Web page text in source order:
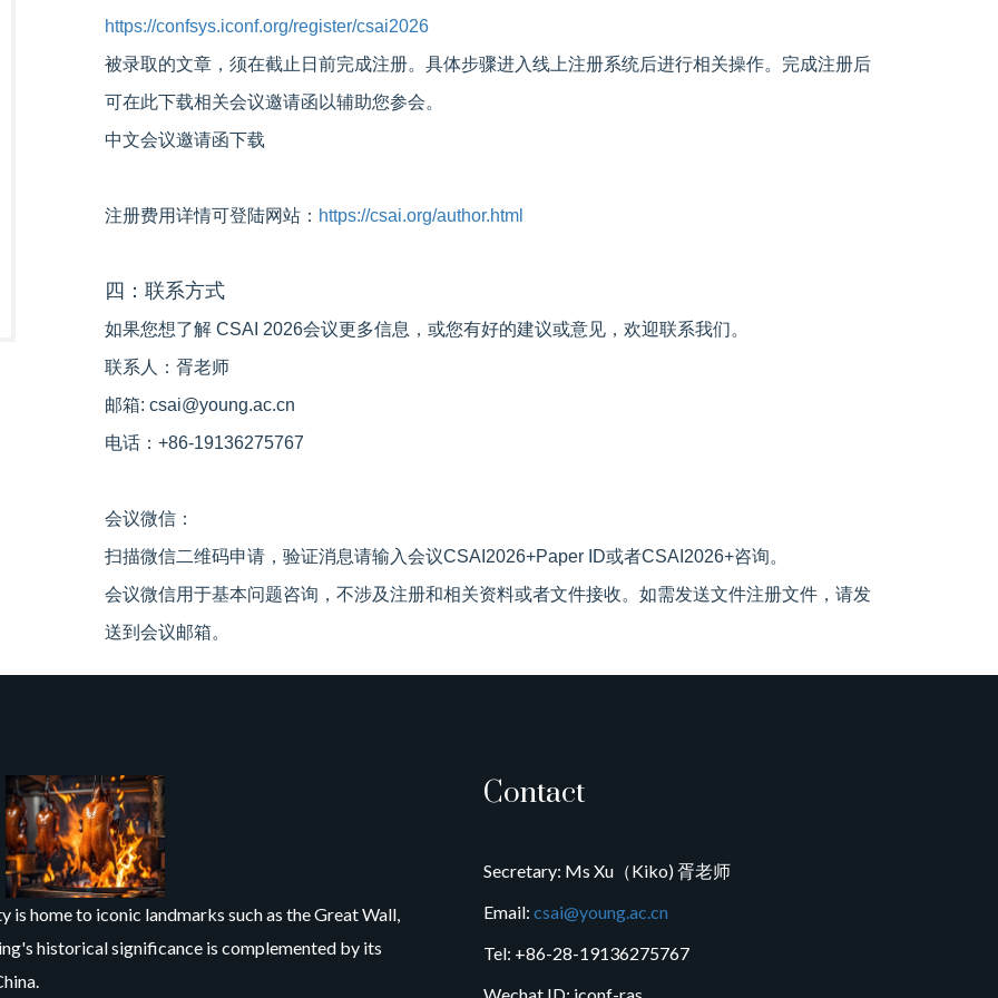
https://confsys.iconf.org/register/csai2026
被录取的文章，须在截止日前完成注册。具体步骤进入线上注册系统后进行相关操作。完成注册后
可在此下载相关会议邀请函以辅助您参会。
中文会议邀请函下载
注册费用详情可登陆网站： https://csai.org/author.html
四：联系方式
如果您想了解 CSAI 2026会议更多信息，或您有好的建议或意见，欢迎联系我们。
联系人：胥老师
邮箱: csai@young.ac.cn
电话：+86-19136275767
会议微信：
扫描微信二维码申请，验证消息请输入会议CSAI2026+Paper ID或者CSAI2026+咨询。
会议微信用于基本问题咨询，不涉及注册和相关资料或者文件接收。如需发送文件注册文件，请发
送到会议邮箱。
home to iconic landmarks such as the Great Wall,
historical significance is complemented by its
Contact
Secretary: Ms Xu（Kiko) 胥老师
Email: csai@young.ac.cn
Tel: +86-28-19136275767